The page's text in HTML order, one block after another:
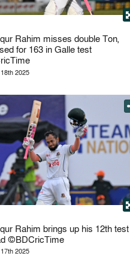
Rahim misses double Ton,
for 163 in Galle test
2025
Rahim brings up his 12th test
©BDCricTime
2025